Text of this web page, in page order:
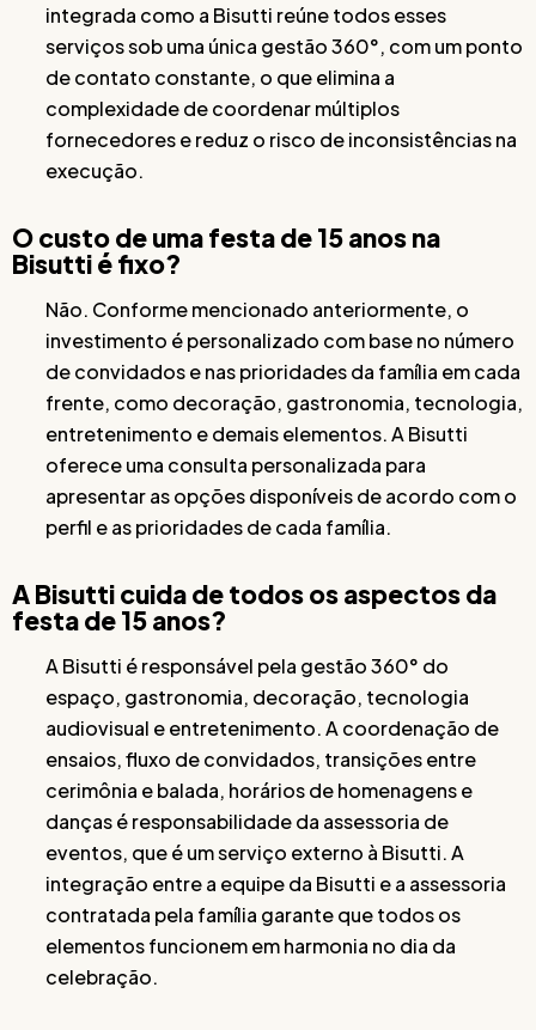
integrada como a Bisutti reúne todos esses
serviços sob uma única gestão 360°, com um ponto
de contato constante, o que elimina a
complexidade de coordenar múltiplos
fornecedores e reduz o risco de inconsistências na
execução.
O custo de uma festa de 15 anos na
Bisutti é fixo?
Não. Conforme mencionado anteriormente, o
investimento é personalizado com base no número
de convidados e nas prioridades da família em cada
frente, como decoração, gastronomia, tecnologia,
entretenimento e demais elementos. A Bisutti
oferece uma consulta personalizada para
apresentar as opções disponíveis de acordo com o
perfil e as prioridades de cada família.
A Bisutti cuida de todos os aspectos da
festa de 15 anos?
A Bisutti é responsável pela gestão 360° do
espaço, gastronomia, decoração, tecnologia
audiovisual e entretenimento. A coordenação de
ensaios, fluxo de convidados, transições entre
cerimônia e balada, horários de homenagens e
danças é responsabilidade da assessoria de
eventos, que é um serviço externo à Bisutti. A
integração entre a equipe da Bisutti e a assessoria
contratada pela família garante que todos os
elementos funcionem em harmonia no dia da
celebração.